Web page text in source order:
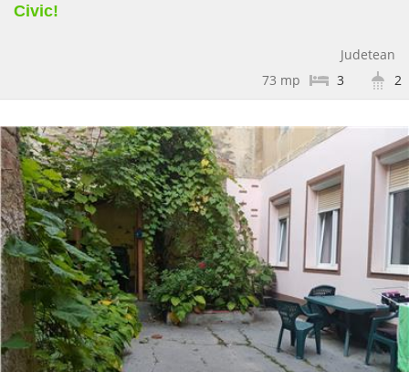
Civic!
Judetean
2
3
73 mp